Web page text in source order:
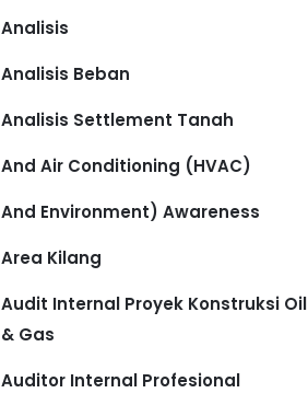
Analisis
Analisis Beban
Analisis Settlement Tanah
And Air Conditioning (HVAC)
And Environment) Awareness
Area Kilang
Audit Internal Proyek Konstruksi Oil
& Gas
Auditor Internal Profesional